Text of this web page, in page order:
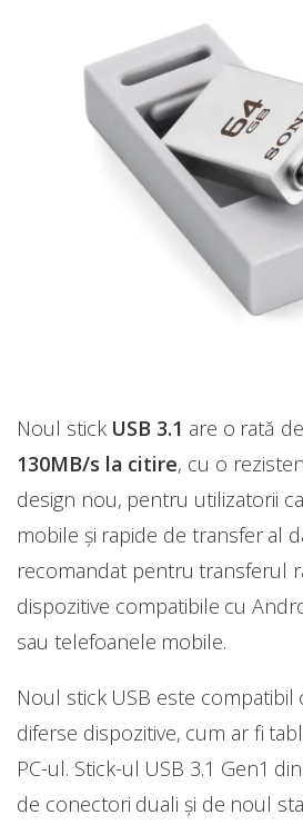
Noul stick USB 3.1 are o rată
130MB/s la citire, cu o
design nou, pentru utilizatorii
mobile și rapide de transfer al
recomandat pentru transferul
dispozitive compatibile cu
sau telefoanele mobile.
Noul stick USB este compatibil
diferse dispozitive, cum ar fi
PC-ul. Stick-ul USB 3.1 Gen1
de conectori duali și de noul